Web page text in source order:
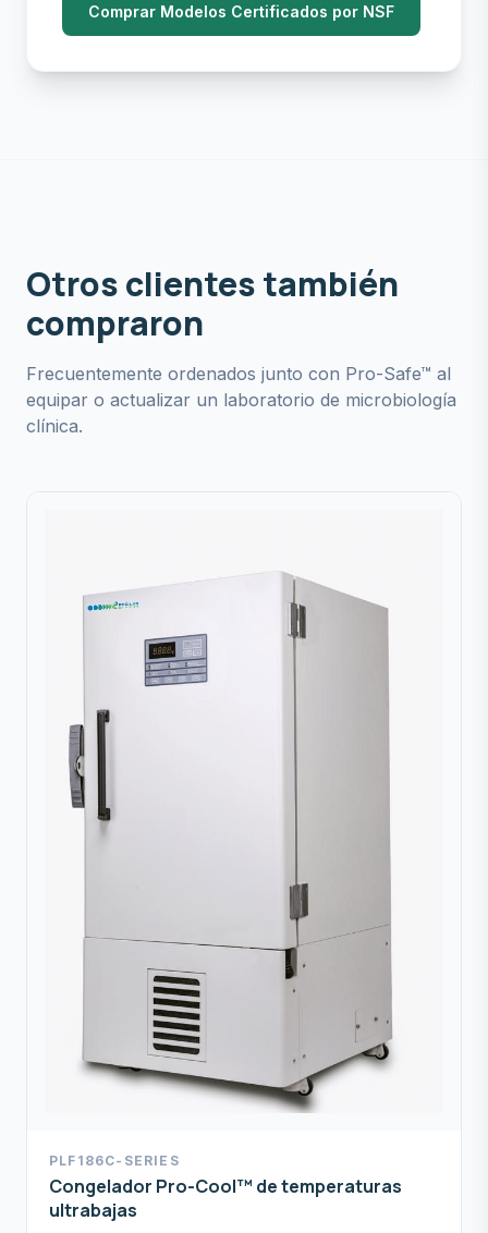
Comprar Modelos Certificados por NSF
Otros clientes también
compraron
Frecuentemente ordenados junto con Pro-Safe™ al
equipar o actualizar un laboratorio de microbiología
clínica.
PLF186C-SERIES
Congelador Pro-Cool™ de temperaturas
ultrabajas